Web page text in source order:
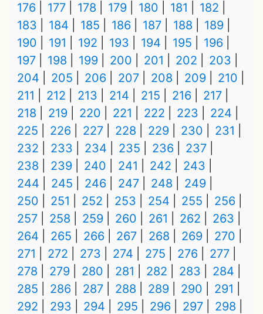
176
177 178 179 180 181
182
183
184 185 186 187 188
189
190
191 192 193 194 195
196
197
198 199 200 201 202
203
204
205 206 207 208 209
210
211
212 213 214 215 216
217
218
219 220 221 222 223
224
225
226 227 228 229 230
231
232
233 234 235 236
237
238
239 240 241 242
243
244
245 246 247 248
249
250
251 252 253 254 255
256
257
258 259 260 261 262
263
264
265 266 267 268 269
270
271
272 273 274 275 276
277
278
279 280 281 282 283
284
285
286 287 288 289 290
291
292
293 294 295 296 297
298